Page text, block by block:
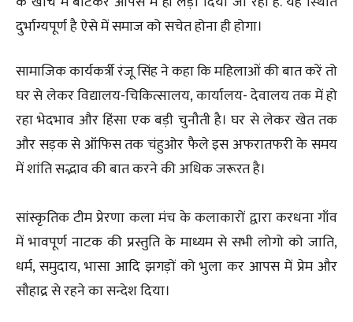
दुर्भाग्यपूर्ण है ऐसे में समाज को सचेत होना ही होगा।
सामाजिक कार्यकर्त्री रंजू सिंह ने कहा कि महिलाओं की बात करें तो
घर से लेकर विद्यालय-चिकित्सालय, कार्यालय- देवालय तक में हो
रहा भेदभाव और हिंसा एक बड़ी चुनौती है। घर से लेकर खेत तक
और सड़क से ऑफिस तक चंहुओर फैले इस अफरातफरी के समय
में शांति सद्भाव की बात करने की अधिक जरूरत है।
सांस्कृतिक टीम प्रेरणा कला मंच के कलाकारों द्वारा करधना गाँव
में भावपूर्ण नाटक की प्रस्तुति के माध्यम से सभी लोगो को जाति,
धर्म, समुदाय, भासा आदि झगड़ों को भुला कर आपस में प्रेम और
सौहाद्र से रहने का सन्देश दिया।